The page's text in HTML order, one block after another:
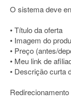
O sistema deve
• Título da oferta
• Imagem do
• Preço (antes/
• Meu link de
• Descrição curta